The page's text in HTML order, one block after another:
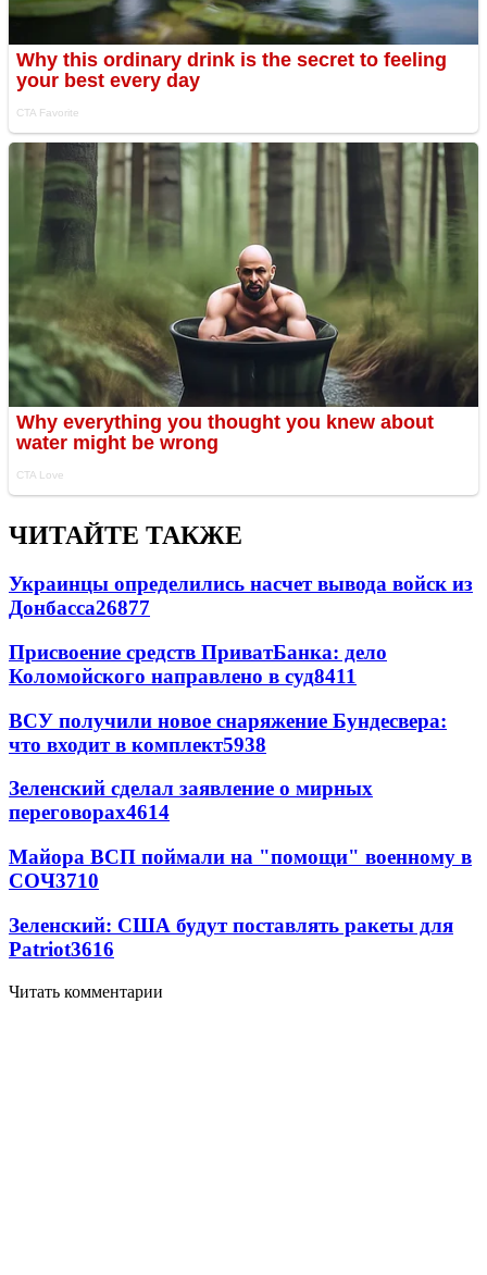
ЧИТАЙТЕ ТАКЖЕ
Украинцы определились насчет вывода войск из
Донбасса26877
Присвоение средств ПриватБанка: дело
Коломойского направлено в суд8411
ВСУ получили новое снаряжение Бундесвера:
что входит в комплект5938
Зеленский сделал заявление о мирных
переговорах4614
Майора ВСП поймали на "помощи" военному в
СОЧ3710
Зеленский: США будут поставлять ракеты для
Patriot3616
Читать комментарии